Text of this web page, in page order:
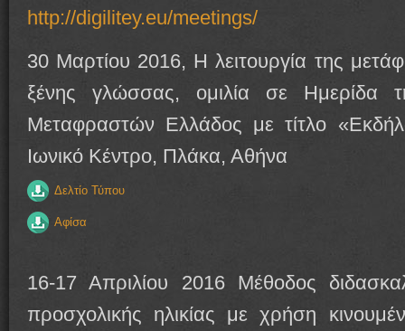
http://digilitey.eu/meetings/
30 Mαρτίου 2016, Η λειτουργία της
ξένης γλώσσας, ομιλία σε Ημερίδα
Μεταφραστών Ελλάδος με τίτλο
Ιωνικό Κέντρο, Πλάκα, Αθήνα
Δελτίο Τύπου
Αφίσα
16-17 Απριλίου 2016 Μέθοδος
προσχολικής ηλικίας με χρήση